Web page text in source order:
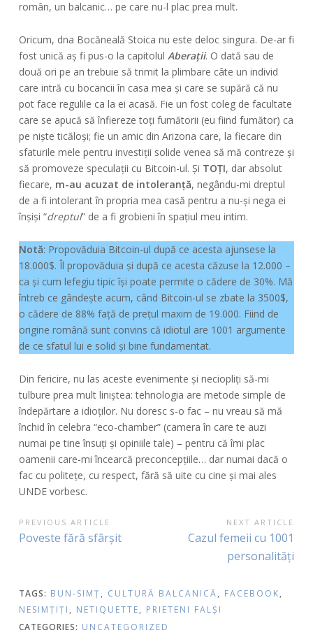
român, un balcanic… pe care nu-l plac prea mult.
Oricum, dna Bocăneală Stoica nu este deloc singura. De-ar fi
fost unică aș fi pus-o la capitolul Aberații. O dată sau de
două ori pe an trebuie să trimit la plimbare câte un individ
care intră cu bocancii în casa mea și care se supără că nu
pot face regulile ca la ei acasă. Fie un fost coleg de facultate
care se apucă să înfiereze toți fumătorii (eu fiind fumător) ca
pe niște ticăloși; fie un amic din Arizona care, la fiecare din
sfaturile mele pentru investiții solide venea să mă contreze și
să promoveze speculații cu Bitcoin-ul. Și TOȚI, dar absolut
fiecare, m-au acuzat de intoleranță, negându-mi dreptul
de a fi intolerant în propria mea casă pentru a nu-și nega ei
înșiși “dreptul” de a fi grobieni în spațiul meu intim.
Notă: Propovăduia Bitcoin-ul după ce acesta ajunsese la
18.000$. Îl propovăduia și după ce acesta căzuse la 12.000 –
ca și cum lefegiu tipic își poate permite o cădere de 30%. Mă
întreb ce gândește acum, când Bitcoin-ul se zbate la 3500$,
o cădere de 88% față de prețul maxim de 19.000. Fiind de
origine română sunt convins că idiotul are 1001 argumente
de ce sfatul lui e solid și bine fundamentat.
Din fericire, nu las aceste evenimente și neciopliți să-mi
tulbure prea mult liniștea: tehnologia are metode simple de
îndepărtare a idioților. Nu doresc s-o fac – nu vreau să mă
închid în celebra “eco-chamber” (camera în care te auzi
numai pe tine însuți și opiniile tale) – pentru că îmi plac
oamenii care-mi încearcă preconcepțiile… dar numai dacă o
fac cu politețe, cu respect, fără să uite cu cine și mai ales
UNDE vorbesc.
POST
NAVIGATION
PREVIOUS ARTICLE
Previous
Poveste fără sfârșit
NEXT ARTICLE
Next
Cazul femeii cu 1001
personalități
TAGS: BUN-SIMȚ, CULTURĂ BALCANICĂ, FACEBOOK,
NESIMȚIȚI , NETIQUETTE, PRIETENI FALȘI
CATEGORIES: UNCATEGORIZED